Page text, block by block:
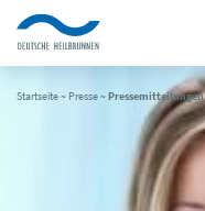
Startseite~ Presse~Pressemitteilungen